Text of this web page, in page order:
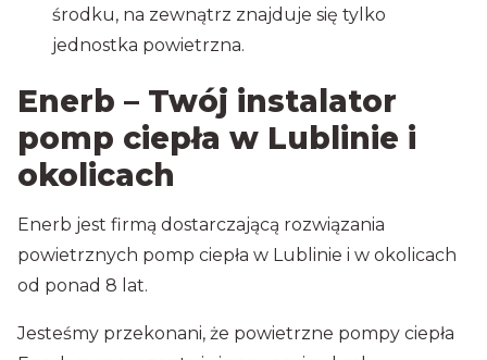
środku, na zewnątrz znajduje się tylko
jednostka powietrzna.
Enerb – Twój instalator
pomp ciepła w Lublinie i
okolicach
Enerb jest firmą dostarczającą rozwiązania
powietrznych pomp ciepła w Lublinie i w okolicach
od ponad 8 lat.
Jesteśmy przekonani, że powietrzne pompy ciepła